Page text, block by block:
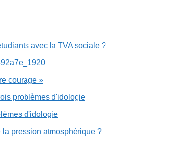
avec la TVA sociale ?
courage »
d'idologie